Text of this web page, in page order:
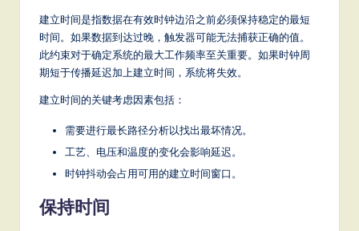
建立时间是指数据在有效时钟边沿之前必须保持稳定的最短
时间。如果数据到达过晚，触发器可能无法捕获正确的值。
此约束对于确定系统的最大工作频率至关重要。如果时钟周
期短于传播延迟加上建立时间，系统将失效。
建立时间的关键考虑因素包括：
需要进行最长路径分析以找出最坏情况。
工艺、电压和温度的变化会影响延迟。
时钟抖动会占用可用的建立时间窗口。
保持时间